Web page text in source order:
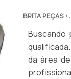
BRITA PEÇAS /
Buscando
da área